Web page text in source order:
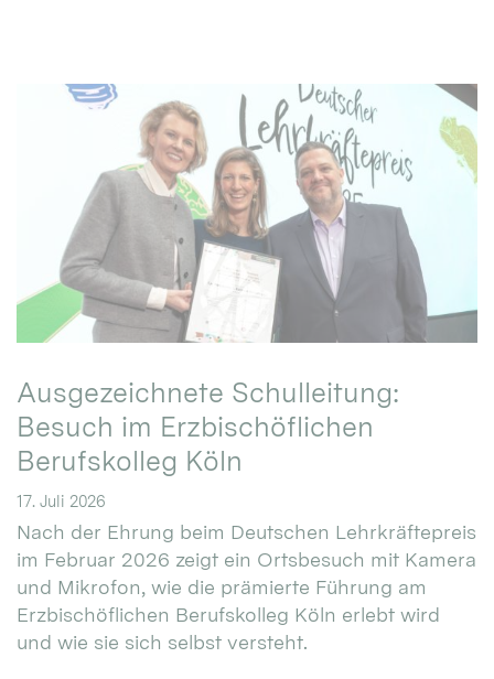
Ausgezeichnete Schulleitung:
Besuch im Erzbischöflichen
Berufskolleg Köln
17. Juli 2026
Nach der Ehrung beim Deutschen Lehrkräftepreis
im Februar 2026 zeigt ein Ortsbesuch mit Kamera
und Mikrofon, wie die prämierte Führung am
Erzbischöflichen Berufskolleg Köln erlebt wird
und wie sie sich selbst versteht.